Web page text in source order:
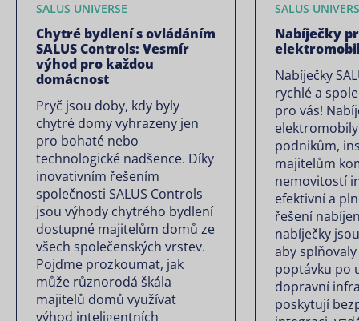
SALUS UNIVERSE
Chytré bydlení s ovládáním
SALUS Controls: Vesmír
výhod pro každou
domácnost
Pryč jsou doby, kdy byly
chytré domy vyhrazeny jen
pro bohaté nebo
technologické nadšence. Díky
inovativním řešením
společnosti SALUS Controls
jsou výhody chytrého bydlení
dostupné majitelům domů ze
všech společenských vrstev.
Pojďme prozkoumat, jak
může různorodá škála
majitelů domů využívat
výhod inteligentních
SALUS
Nabíječky
Nabíječky
rychlé a
pro vás!
elektromobily
podnikům,
majitelům
nemovitostí
efektivní a
řešení
nabíječky
aby
poptávku po
dopravní
poskytují